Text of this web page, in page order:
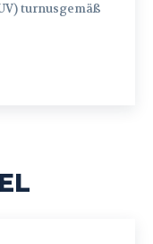
turnusgemäß